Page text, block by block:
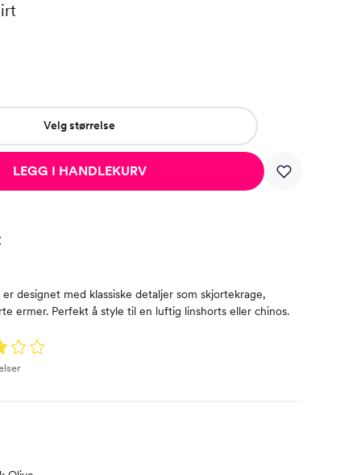
Velg størrelse
LEGG I HANDLEKURV
designet med klassiske detaljer som skjortekrage,
ermer. Perfekt å style til en luftig linshorts eller chinos.